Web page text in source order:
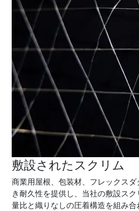
敷設されたスクリム
商業用屋根、包装材、フレックス
き耐久性を提供し、当社の敷設ス
量比と織りなしの圧着構造を組み